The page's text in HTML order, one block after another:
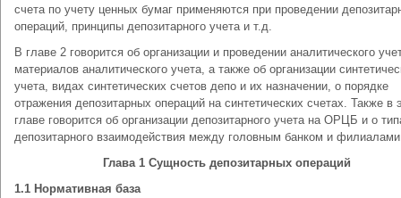
счета по учету ценных бумаг применяются при проведении
операций, принципы депозитарного учета и т.д.
В главе 2 говорится об организации и проведении аналитического
материалов аналитического учета, а также об организации
учета, видах синтетических счетов депо и их назначении, о порядке
отражения депозитарных операций на синтетических счетах. Также в
главе говорится об организации депозитарного учета на ОРЦБ и о
депозитарного взаимодействия между головным банком и
Глава 1 Сущность депозитарных операций
1.1 Нормативная база